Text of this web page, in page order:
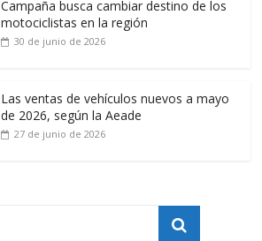
Campaña busca cambiar destino de los
motociclistas en la región
30 de junio de 2026
Las ventas de vehículos nuevos a mayo
de 2026, según la Aeade
27 de junio de 2026